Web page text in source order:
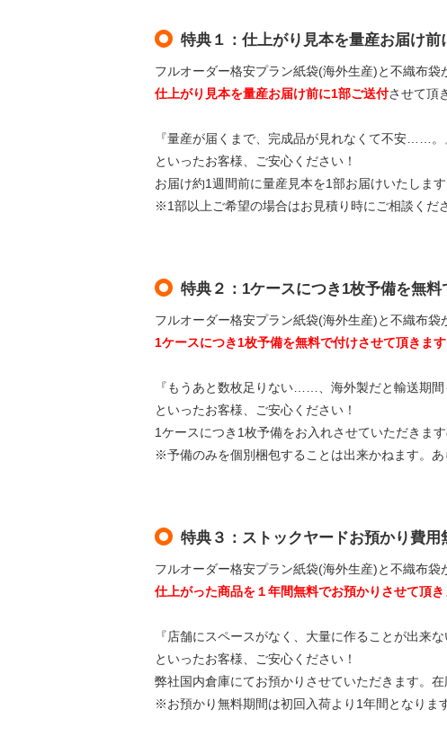
特典１：仕上がり見本を量産お届け前
フルオーダー格安プラン紙袋(海外生産)と不織布袋
仕上がり見本を量産お届け前に1部ご送付させて頂
『量産が届くまで、完成品が見れなくて不安……。
といったお客様、ご安心ください！
お届け約1週間前に量産見本を1部お届けいたします
※1部以上ご希望の場合はお見積り時にご相談くだ
特典２：1ケースにつき1枚予備を無料
フルオーダー格安プラン紙袋(海外生産)と不織布袋
1ケースにつき1枚予備を無料で付けさせて頂きます
『もうあと数枚足りない……、海外製だと輸送期
といったお客様、ご安心ください！
1ケースにつき1枚予備をお入れさせていただきま
※予備のみを個別梱包することは出来かねます。あ
特典３：ストックヤードお預かり費用
フルオーダー格安プラン紙袋(海外生産)と不織布袋
仕上がった商品を１年間無料でお預かりさせて頂き
『店舗にスペースがなく、大量に作ることが出来
といったお客様、ご安心ください！
弊社国内倉庫にてお預かりさせていただきます。
※お預かり無料期間は初回入荷より1年間となりま